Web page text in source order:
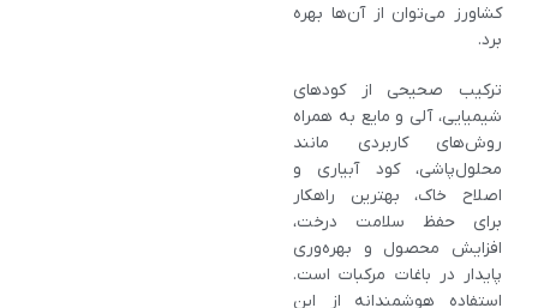
کشاورز می‌توان از آن‌ها بهره
برد.
ترکیب صحیحی از کودهای
شیمیایی، آلی و مایع به همراه
روش‌های کاربردی مانند
محلول‌پاشی، کود آبیاری و
اصلاح خاک، بهترین راهکار
برای حفظ سلامت درخت،
افزایش محصول و بهره‌وری
پایدار در باغات مرکبات است.
استفاده هوشمندانه از این